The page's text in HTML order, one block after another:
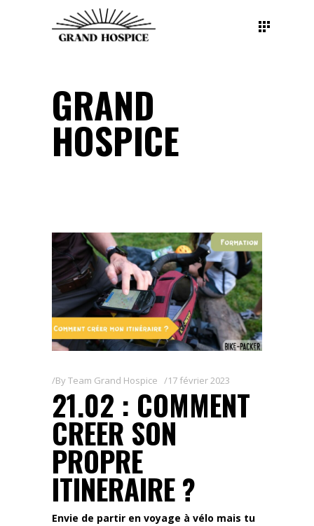
GRAND
HOSPICE
ByTeam Grand Hospice 17 février 2023
21.02 : COMMENT
CREER SON
PROPRE
ITINERAIRE ?
Envie de partir en voyage à vélo mais tu